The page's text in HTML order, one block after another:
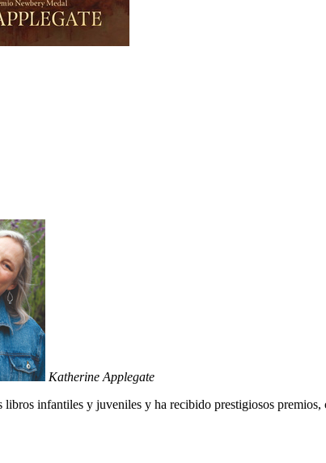
Katherine Applegate
libros infantiles y juveniles y ha recibido prestigiosos